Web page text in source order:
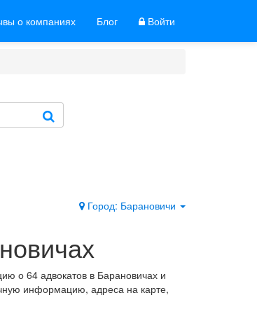
о компаниях Блог Войти
Город: Барановичи
о 64 адвокатов в Барановичах и
информацию, адреса на карте,